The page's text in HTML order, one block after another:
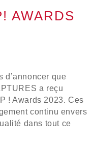
AWARDS
d’annoncer que
a reçu
! Awards 2023. Ces
continu envers
dans tout ce